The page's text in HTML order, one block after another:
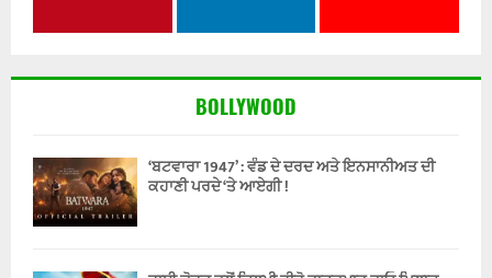
BOLLYWOOD
‘ਬਟਵਾਰਾ 1947’ : ਵੰਡ ਦੇ ਦਰਦ ਅਤੇ ਇਨਸਾਨੀਅਤ ਦੀ
ਕਹਾਣੀ ਪਰਦੇ ‘ਤੇ ਆਏਗੀ !